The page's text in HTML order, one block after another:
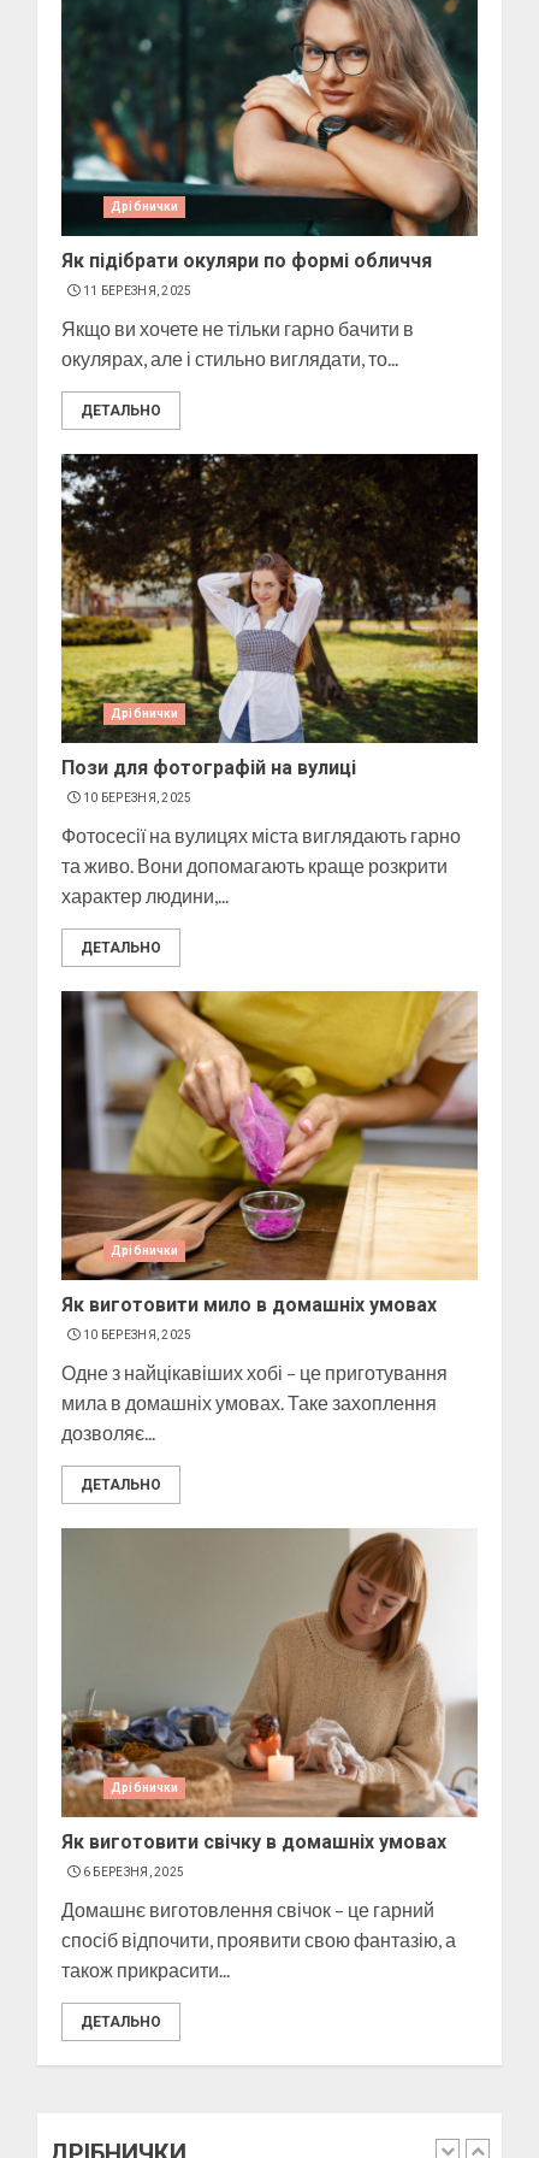
Дрібнички
Як підібрати окуляри по формі обличчя
11 БЕРЕЗНЯ, 2025
Якщо ви хочете не тільки гарно бачити в
окулярах, але і стильно виглядати, то...
ДЕТАЛЬНО
Дрібнички
Пози для фотографій на вулиці
10 БЕРЕЗНЯ, 2025
Фотосесії на вулицях міста виглядають гарно
та живо. Вони допомагають краще розкрити
характер людини,...
ДЕТАЛЬНО
Дрібнички
Як виготовити мило в домашніх умовах
10 БЕРЕЗНЯ, 2025
Одне з найцікавіших хобі – це приготування
мила в домашніх умовах. Таке захоплення
дозволяє...
ДЕТАЛЬНО
Дрібнички
Як виготовити свічку в домашніх умовах
6 БЕРЕЗНЯ, 2025
Домашнє виготовлення свічок – це гарний
спосіб відпочити, проявити свою фантазію, а
також прикрасити...
ДЕТАЛЬНО
вулиці
10 БЕРЕЗНЯ, 2025
3
Як виготовити мило в
домашніх умовах
10 БЕРЕЗНЯ, 2025
4
домашніх умовах
6 БЕРЕЗНЯ, 2025
Як підібрати окуляри по